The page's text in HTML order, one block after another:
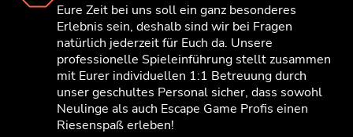
Eure Zeit bei uns soll ein ganz besonderes
Erlebnis sein, deshalb sind wir bei Fragen
natürlich jederzeit für Euch da. Unsere
professionelle Spieleinführung stellt zusammen
mit Eurer individuellen 1:1 Betreuung durch
unser geschultes Personal sicher, dass sowohl
Neulinge als auch Escape Game Profis einen
Riesenspaß erleben!